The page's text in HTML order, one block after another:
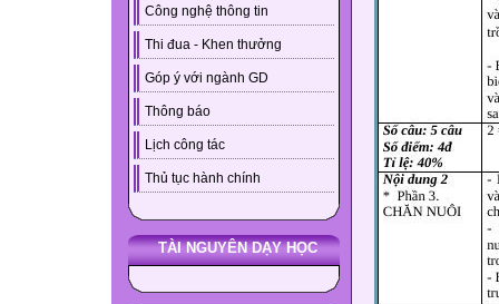
Công nghệ thông tin
Thi đua - Khen thưởng
Góp ý với ngành GD
Thông báo
Lịch công tác
Thủ tục hành chính
TÀI NGUYÊN DẠY HỌC